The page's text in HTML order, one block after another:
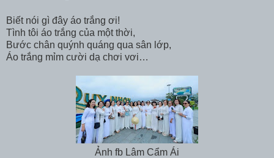
Biết nói gì đây áo trắng ơi!
Tình tôi áo trắng của một thời,
Bước chân quýnh quáng qua sân lớp,
Áo trắng mỉm cười dạ chơi vơi…
Ảnh fb Lâm Cẩm Ái